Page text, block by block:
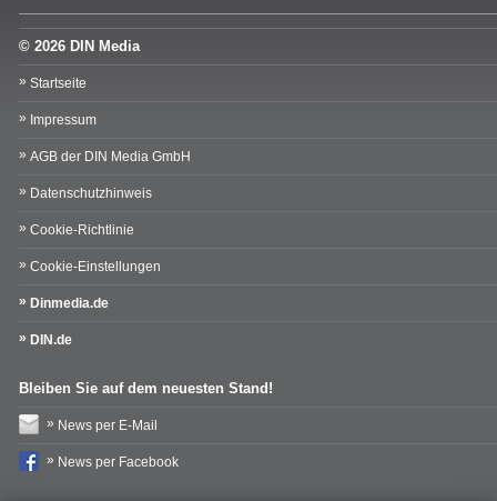
© 2026 DIN Media
Startseite
Impressum
AGB der DIN Media GmbH
Datenschutzhinweis
Cookie-Richtlinie
Cookie-Einstellungen
Dinmedia.de
DIN.de
Bleiben Sie auf dem neuesten Stand!
News per E-Mail
News per Facebook